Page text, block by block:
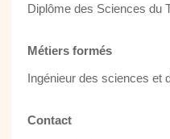
Diplôme des Sciences du
Métiers formés
Ingénieur des sciences et
Contact